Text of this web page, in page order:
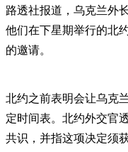
路透社报道，乌克兰外
他们在下星期举行的北
的邀请。
北约之前表明会让乌克
定时间表。北约外交官
共识，并指这项决定须